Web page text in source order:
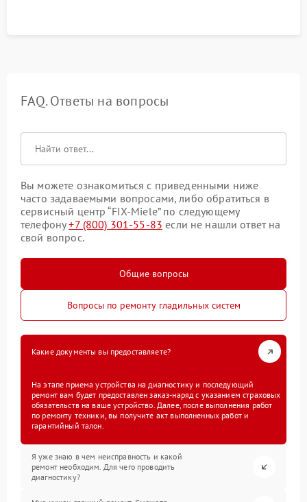
FAQ. Ответы на вопросы
Вы можете ознакомиться с приведенными ниже
часто задаваемыми вопросами, либо обратиться в
сервисный центр “FIX-Miele” по следующему
телефону+7 (800) 301-55-83 если не нашли ответ на
свой вопрос.
Общие вопросы
Вопросы по ремонту гладильных систем
Какие документы вы предоставляете?
На этапе приема устройства на диагностику и последующий
ремонт вам будет предоставлен заказ-наряд с указанием страховых
обязательств на ваше устройство. Далее, после выполнения работ
по ремонту техники, вы получите акт выполненных работ и
гарантийный талон.
Я уже знаю в чем неисправность и какой
ремонт необходим. Для чего проводить
диагностику?